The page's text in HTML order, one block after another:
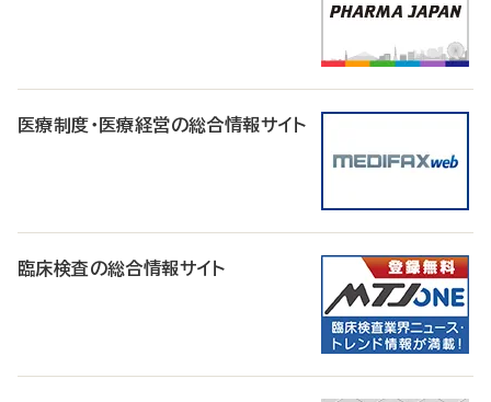
医療制度・医療経営の総合情報サイト
臨床検査の総合情報サイト